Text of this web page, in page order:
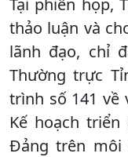
Tại phiên họp,
thảo luận và
lãnh đạo, chỉ
Thường trực
trình số 141 về
Kế hoạch
Đảng trên